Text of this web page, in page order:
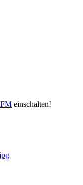
einschalten!